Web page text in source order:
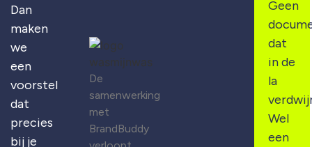
Dan
maken
we
een
voorstel
dat
precies
bij je
De
samenwerking
met
BrandBuddy
Geen
dat
in de
la
Wel
een